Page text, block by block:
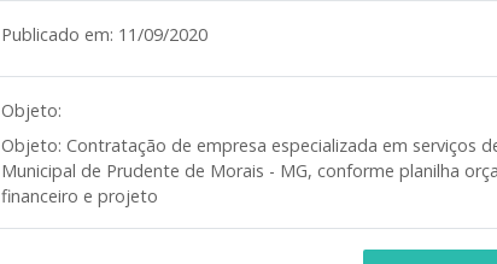
Publicado em: 11/09/2020
Objeto:
Objeto: Contratação de empresa especializada em serviços
Municipal de Prudente de Morais - MG, conforme planilha
financeiro e projeto